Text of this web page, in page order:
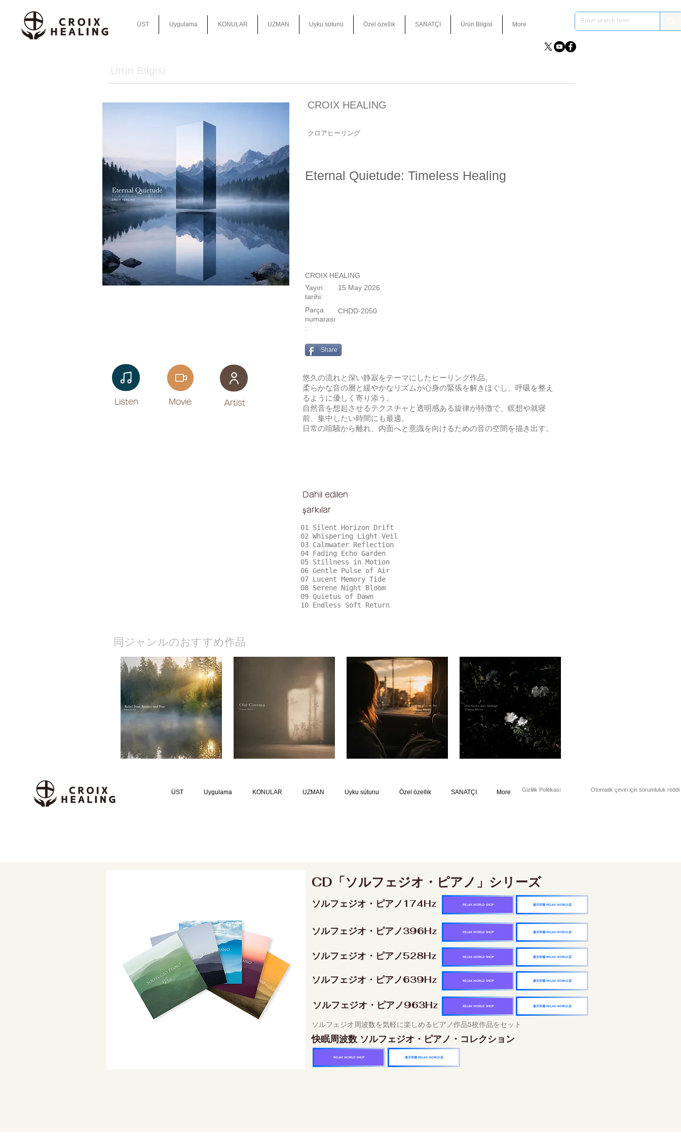
ÜST Uygulama KONULAR UZMAN Uyku sütunu Özel özellik SANATÇI Ürün Bilgisi More
Ürün Bilgisi
Listen​ Movie ​Artist
CROIX HEALING
クロアヒーリング
Eternal Quietude: Timeless Healing
CROIX HEALING
15 May 2026
Yayın
tarihi:
Parça
numarası
:
CHDD-2050
Share
悠久の流れと深い静寂をテーマにしたヒーリング作品。
柔らかな音の層と緩やかなリズムが心身の緊張を解きほぐし、呼吸を整え
るように優しく寄り添う。
自然音を想起させるテクスチャと透明感ある旋律が特徴で、瞑想や就寝
前、集中したい時間にも最適。
日常の喧騒から離れ、内面へと意識を向けるための音の空間を描き出す。
Dahil edilen
şarkılar
01 Silent Horizon Drift
02 Whispering Light Veil
03 Calmwater Reflection
04 Fading Echo Garden
05 Stillness in Motion
06 Gentle Pulse of Air
07 Lucent Memory Tide
08 Serene Night Bloom
09 Quietus of Dawn
10 Endless Soft Return
​同ジャンルのおすすめ作品
ÜST Uygulama KONULAR UZMAN Uyku sütunu Özel özellik SANATÇI More Gizlilik Politikası Otomatik çeviri için sorumluluk reddi
CD「ソルフェジオ・ピアノ」シリーズ
ソルフェジオ・ピアノ174Hz 楽天市場 RELAX WORLD店
RELAX WORLD SHOP
ソルフェジオ・ピアノ396Hz 楽天市場 RELAX WORLD店
RELAX WORLD SHOP
ソルフェジオ・ピアノ528Hz 楽天市場 RELAX WORLD店
RELAX WORLD SHOP
ソルフェジオ・ピアノ639Hz 楽天市場 RELAX WORLD店
RELAX WORLD SHOP
ソルフェジオ・ピアノ963Hz 楽天市場 RELAX WORLD店
RELAX WORLD SHOP
ソルフェジオ周波数を気軽に楽しめるピアノ作品5枚作品をセット
快眠周波数 ソルフェジオ・ピアノ・コレクション
RELAX WORLD SHOP 楽天市場 RELAX WORLD店